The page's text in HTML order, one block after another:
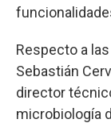
Respecto a
Sebastián
director
microbiología